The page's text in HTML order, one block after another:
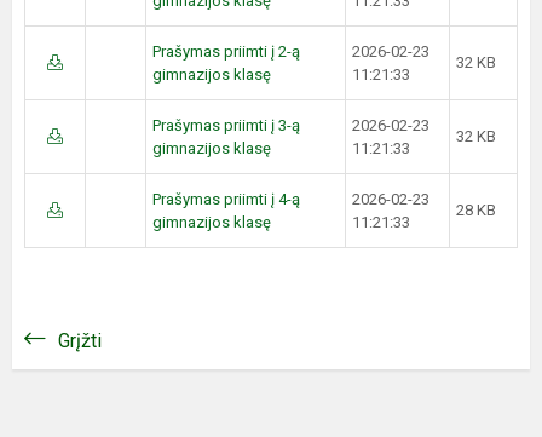
Prašymas priimti į 2-ą
gimnazijos klasę
2026-02-23
11:21:33
32 KB
Prašymas priimti į 3-ą
gimnazijos klasę
2026-02-23
11:21:33
32 KB
Prašymas priimti į 4-ą
gimnazijos klasę
2026-02-23
11:21:33
28 KB
Grįžti